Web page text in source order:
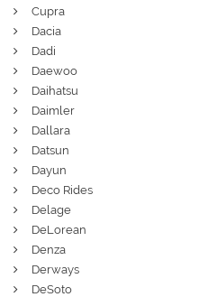
Cupra
Dacia
Dadi
Daewoo
Daihatsu
Daimler
Dallara
Datsun
Dayun
Deco Rides
Delage
DeLorean
Denza
Derways
DeSoto